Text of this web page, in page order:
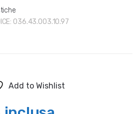
036.43.003.10.97
Add to Wishlist